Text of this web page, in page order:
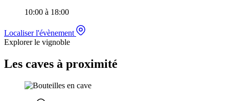
10:00 à 18:00
Localiser l'évènement
Explorer le vignoble
Les caves à proximité